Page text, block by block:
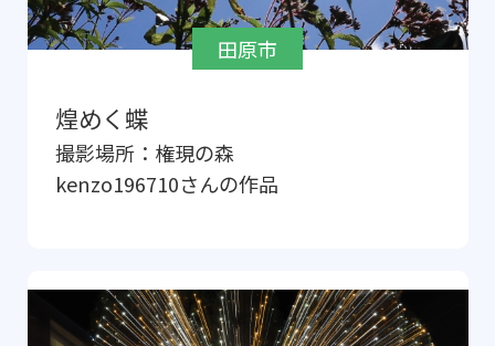
田原市
煌めく蝶
撮影場所： 権現の森
kenzo196710さんの作品